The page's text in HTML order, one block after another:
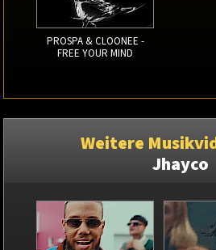
PROSPA & CLOONEE -
FREE YOUR MIND
Weitere
Jhayco